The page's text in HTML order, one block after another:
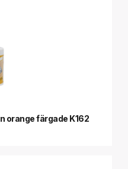
orange färgade K162